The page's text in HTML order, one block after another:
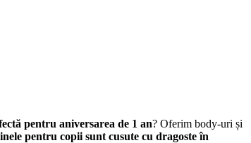
pentru aniversarea de 1 an? Oferim body-uri și
pentru copii sunt cusute cu dragoste în